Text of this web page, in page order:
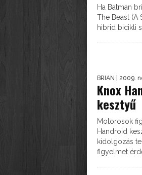
Ha Batman
The Beast (A
hibrid bicikli
BRIAN | 2009.
Knox
kesztyű
Motorosok
Handroid
kidolgozás
figyelmet